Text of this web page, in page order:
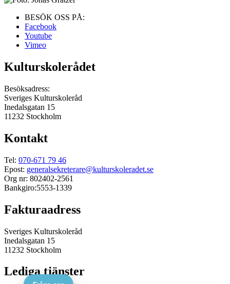
BESÖK OSS PÅ:
Facebook
Youtube
Vimeo
Kulturskolerådet
Besöksadress:
Sveriges Kulturskoleråd
Inedalsgatan 15
11232 Stockholm
Kontakt
Tel: 070-671 79 46
Epost: generalsekreterare@kulturskoleradet.se
Org nr: 802402-2561
Bankgiro:5553-1339
Fakturaadress
Sveriges Kulturskoleråd
Inedalsgatan 15
11232 Stockholm
Lediga tjänster